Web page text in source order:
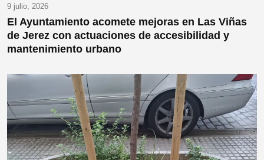
9 julio, 2026
El Ayuntamiento acomete mejoras en Las Viñas
de Jerez con actuaciones de accesibilidad y
mantenimiento urbano